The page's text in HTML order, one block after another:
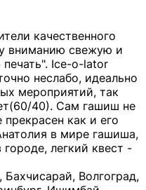
качественного
вниманию свежую и
Ice-o-lator
неслабо, идеально
мероприятий, так
40). Сам гашиш не
как и его
в мире гашиша,
легкий квест -
Карпинск, Карталы, Касимов, Касли, Каспийск, Катав-Ивановск, Катайск, Качканар, Кашин, Кашира, Кемерово, Кемь, Кизел, Кизилюрт, Кизляр, Кимовск, Кимры, Кингисепп, Кинель, Киреевск, Киренск, Киржач, Кириши, Кирово-Чепецк, Кировск (Ленинградская область), Кировск (Мурманская область), Кирсанов, Киселёвск, Кисловодск, Климовск, Клинцы, Княгинино, Ковдор, Ковров, Когалым, Козельск, Козьмодемьянск, Кола, Кологрив, Колпашево, Колпино, Кольчугино, Комсомольск, Комсомольск-на-Амуре, Конаково, Кондопога, Кондрово, Константиновск, Кораблино, Кореновск, Корсаков, Коряжма, Костерёво, Костомукша, Котельники, Котельниково, Котельнич, Котлас, Котовск, Кохма, Красноармейск (Московская область), Краснозаводск, Краснознаменск (Московская область), Краснокаменск, Краснослободск (Волгоградская область), Краснотурьинск, Красноуральск, Красный Сулин, Кремёнки, Кропоткин, Кубинка, Кувшиново (Тверская область), Кудрово, Кулебаки, Кумертау, Курлово, Куровское, Куртамыш, Курчатов, Куса, Кушва, Кыштым, Лабытнанги, Лагань, Лаишево (Республика Татарстан), Лакинск, Лангепас, Лахденпохья, Ленинск-Кузнецкий, Ленск (Республика Саха), Лермонтов (Ставропольский край), Лесозаводск (Приморский край), Лесосибирск, Ливны (Орловская область), Ликино-Дулёво, Липки (Тульская область), Лиски (Воронежская область), Лихославль, Лодейное Поле, Ломоносов (Санкт-Петербург), Лосино-Петровский, Лукоянов, Луховицы, Лыткарино, Любань (Ленинградская область), Любим, Людиново, Магас, Майский, Макаров, Малая Вишера, Малгобек, Мамадыш, Мамоново, Мантурово, Маркс, Махачкала, Мглин, Мегион, Медвежьегорск, Медногорск, Медынь, Меленки, Мелеуз, Менделеевск, Мещовск, Микунь, Миллерово, Минусинск, Миньяр, Мирный (Архангельская область), Мирный (Якутия), Михайловка (Город), Михайловск (Свердловская область), Михайловск (Ставропольский край), Могоча, Можга, Моздок, Мончегорск, Морозовск, Моршанск, Мосальск, Муравленко, Мурино, Муром, Мценск, Мыски, Набережные Челны, Навашино (Нижегородская область), Назарово (Красноярский край), Назрань, Нальчик, Наро-Фоминск, Нарткала, Нарьян-Мар, Находка, Невель (Псковская область), Невельск, Невьянск, Нелидово (Тверская область), Неман, Нерехта (Костромская область), Нерюнгри, Нестеров, Нефтегорск (Самарская область), Нефтекумск, Нижневартовск, Нижнекамск (Республика Татарстан), Нижнеудинск, Нижние Серги, Нижний Ломов, Нижняя Тура, Николаевск-на-Амуре, Никольск (Вологодская область), Никольск (Пензенская область), Новая Ладога, Новая Ляля, Новоалександровск, Новоалтайск, Нововоронеж, Новодвинск, Новозыбков, Новокубанск, Новокуйбышевск, Новомичуринск, Новопавловск, Новоржев, Новосокольники, Новотроицк, Новоульяновск, Новоуральск, Новохопёрск, Новочебоксарск, Новошахтинск, Новый Оскол, Новый Уренгой, Норильск, Нурлат, Нягань, Нязепетровск, Няндома, Облучье, Обоянь, Озёрск (Калининградская область), Озёрск (Челябинская область), Озёры, Октябрьск (Самарская область), Октябрьский (Башкортостан), Окуловка (Новгородская область), Оленегорск, Олонец, Онега, Опочка, Осинники, Осташков, Остров, Острогожск, Отрадный, Оха, Павлово, Павловск (Воронежская область), Павловск (Санкт-Петербург), Павловский Посад, Партизанск, Певек, Пенза, Первоуральск, Перевоз, Пересвет, Переславль-Залесский, Пестово (Новгородская область), Петрозаводск, Петропавловск-Камчатский, Печоры, Пикалёво, Пионерский, Питкяранта, Плавск, Плёс, Подпорожье, Покачи, Покров, Покровск, Полесск, Полысаево, Полярные Зори, Полярный, Поронайск, Порхов, Похвистнево, Почеп, Починок, Пошехонье, Правдинск, Приморск (Калининградская область), Приморско-Ахтарск, Приозерск, Прокопьевск, Протвино, Прохладный, Пугачёв, Пудож, Пустошка, Пушкино, Пущино, Пыталово, Радужный (Владимирская область), Радужный (Ханты-Мансийский АО), Райчихинск, Раменское, Рассказово, Ревда, Реж, Реутов, Родники, Россошь, Ростов (Ярославская обл.), Рошаль, Ртищево, Рубцовск, Рузаевка, Рыбинск, Рыбное, Ряжск, Салехард, Сальск, Саранск, Сарапул, Саров, Сасово, Сатка, Сафоново, Саяногорск, Саянск, Светлогорск, Светлоград, Светлый, Светогорск (Ленинградская область), Свободный, Себеж, Северобайкальск, Северодвинск, Североуральск, Сегежа, Семикаракорск, Сенгилей, Серафимович, Сергач, Сергиев Посад, Сердобск, Сертолово (Ленинградская область), Сестрорецк (Ленинградская область), Сибай, Скопин, Славгород, Сланцы, Слободской, Слюдянка, Собинка, Советск (Кировская область), Советск (Калининградская область), Советск (Тульская область), Советская Гавань, Советский (Ханты-Мансийский АО), Сокол (Вологодская область), Солигалич, Соль-Илецк, Сольцы, Сортавала, Сосенский, Сосновоборск, Сосновый Бор (Ленинградская область), Сосногорск, Спас-Клепики, Спасск-Рязанский, С